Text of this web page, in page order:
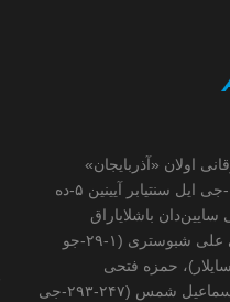
اولان «آذربایجان»
روزنامه‌سی نین بیرینجی سایی ۱۹۴۵-جی ایل سنتیابر آیینین ۵-ده
باشلایاراق
آذربایجان دیلین‌ده بوراخیلیردی. حاجی علی شبوستری (۱-۲۹-جو
موسوی (۹۸-۱۵۱-جی سایلار)، حمزه فتحی
خوشگینابی (۱۵۲-۲۴۶-جی سایلار)، اسماعیل شمس (۲۴۷-۲۹۳-جی